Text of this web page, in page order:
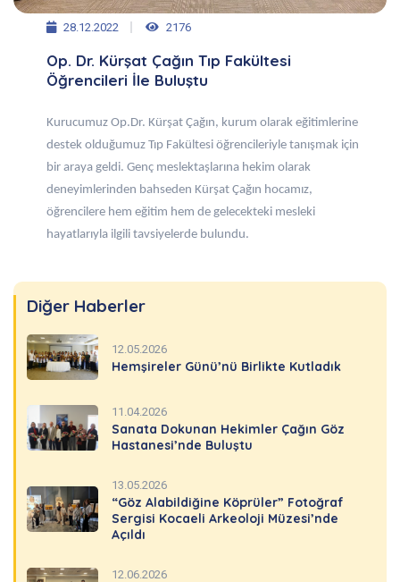
28.12.2022 2176
Op. Dr. Kürşat Çağın Tıp Fakültesi
Öğrencileri İle Buluştu
Kurucumuz Op.Dr. Kürşat Çağın, kurum olarak eğitimlerine
destek olduğumuz Tıp Fakültesi öğrencileriyle tanışmak için
bir araya geldi. Genç meslektaşlarına hekim olarak
deneyimlerinden bahseden Kürşat Çağın hocamız,
öğrencilere hem eğitim hem de gelecekteki mesleki
hayatlarıyla ilgili tavsiyelerde bulundu.
Diğer Haberler
12.05.2026
Hemşireler Günü’nü Birlikte Kutladık
11.04.2026
Sanata Dokunan Hekimler Çağın Göz
Hastanesi’nde Buluştu
13.05.2026
“Göz Alabildiğine Köprüler” Fotoğraf
Sergisi Kocaeli Arkeoloji Müzesi’nde
Açıldı
12.06.2026